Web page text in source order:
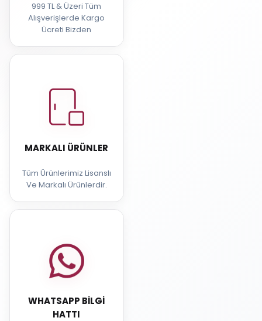
999 TL & Üzeri Tüm
Alışverişlerde Kargo
Ücreti Bizden
MARKALI ÜRÜNLER
Tüm Ürünlerimiz Lisanslı
Ve Markalı Ürünlerdir.
WHATSAPP BILGI
HATTI